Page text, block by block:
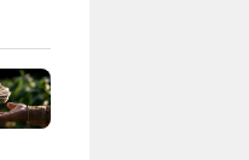
obří datacentrum. Měla